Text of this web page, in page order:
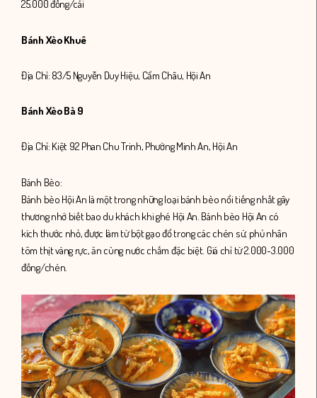
25.000 đồng/cái
Bánh Xèo Khuê
Địa Chỉ: 83/5 Nguyễn Duy Hiệu, Cẩm Châu, Hội An
Bánh Xèo Bà 9
Địa Chỉ: Kiệt 92 Phan Chu Trinh, Phường Minh An, Hội An
Bánh Bèo:
Bánh bèo Hội An là một trong những loại bánh bèo nổi tiếng nhất gây
thương nhớ biết bao du khách khi ghé Hội An. Bánh bèo Hội An có
kích thước nhỏ, được làm từ bột gạo đổ trong các chén sứ, phủ nhân
tôm thịt vàng rực, ăn cùng nước chấm đặc biệt. Giá chỉ từ 2.000-3.000
đồng/chén.